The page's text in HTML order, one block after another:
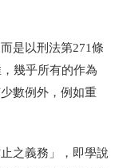
是以刑法第271條
幾乎所有的作為
數例外，例如重
之義務」，即學說